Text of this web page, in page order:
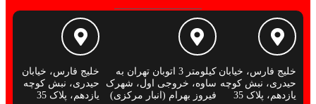
خلیج فارس، خیابان
حیدری، نبش کوچه
یازدهم، پلاک 35
کیلومتر 3 اتوبان تهران به
ساوه، خروجی اول، شهرک
فیروز بهرام (انبار مرکزی)
خلیج فارس، خیابان
حیدری، نبش کوچه
یازدهم، پلاک 35